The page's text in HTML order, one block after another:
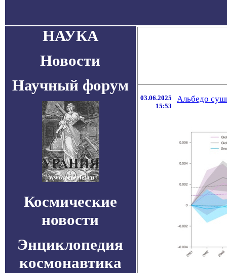
НАУКА
Новости
Научный форум
Космические
новости
Энциклопедия
космонавтика
03.06.2025
15:53
Альбедо